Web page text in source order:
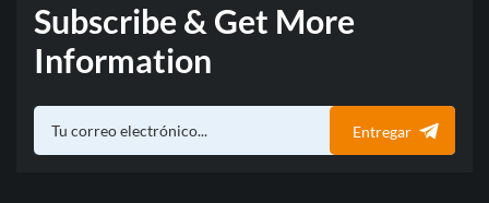
Subscribe & Get More
Information
Entregar